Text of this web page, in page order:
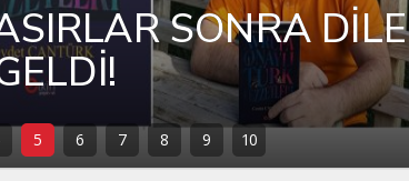
AÇIK HAVA KİTAP
AÇTI
5 6 7 8 9 10